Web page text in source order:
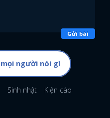
Gửi bài
người nói gì
Sinh nhật Kiện cáo